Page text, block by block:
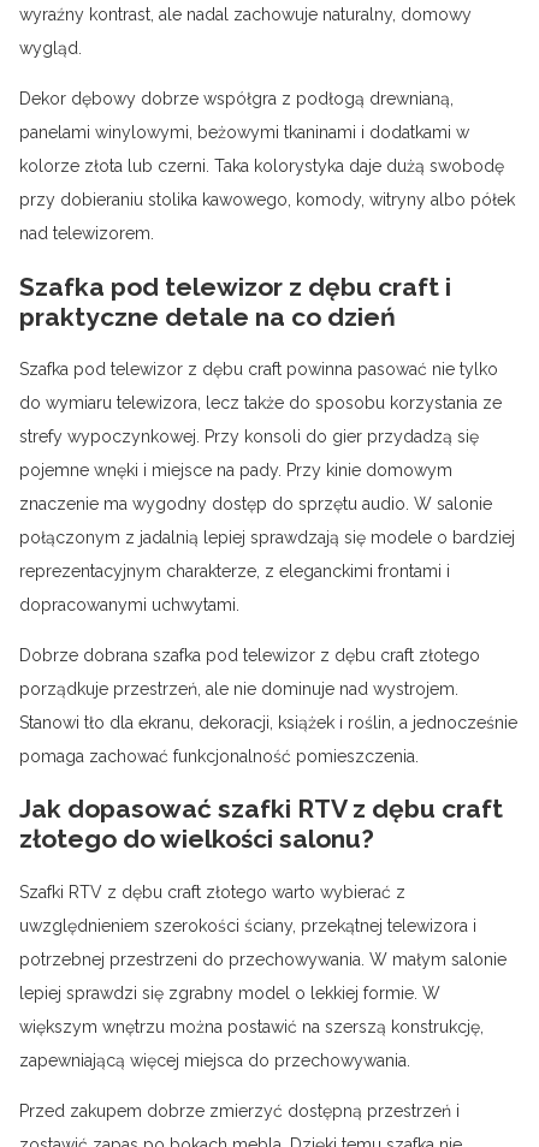
wyraźny kontrast, ale nadal zachowuje naturalny, domowy
wygląd.
Dekor dębowy dobrze współgra z podłogą drewnianą,
panelami winylowymi, beżowymi tkaninami i dodatkami w
kolorze złota lub czerni. Taka kolorystyka daje dużą swobodę
przy dobieraniu stolika kawowego, komody, witryny albo półek
nad telewizorem.
Szafka pod telewizor z dębu craft i
praktyczne detale na co dzień
Szafka pod telewizor z dębu craft powinna pasować nie tylko
do wymiaru telewizora, lecz także do sposobu korzystania ze
strefy wypoczynkowej. Przy konsoli do gier przydadzą się
pojemne wnęki i miejsce na pady. Przy kinie domowym
znaczenie ma wygodny dostęp do sprzętu audio. W salonie
połączonym z jadalnią lepiej sprawdzają się modele o bardziej
reprezentacyjnym charakterze, z eleganckimi frontami i
dopracowanymi uchwytami.
Dobrze dobrana szafka pod telewizor z dębu craft złotego
porządkuje przestrzeń, ale nie dominuje nad wystrojem.
Stanowi tło dla ekranu, dekoracji, książek i roślin, a jednocześnie
pomaga zachować funkcjonalność pomieszczenia.
Jak dopasować szafki RTV z dębu craft
złotego do wielkości salonu?
Szafki RTV z dębu craft złotego warto wybierać z
uwzględnieniem szerokości ściany, przekątnej telewizora i
potrzebnej przestrzeni do przechowywania. W małym salonie
lepiej sprawdzi się zgrabny model o lekkiej formie. W
większym wnętrzu można postawić na szerszą konstrukcję,
zapewniającą więcej miejsca do przechowywania.
Przed zakupem dobrze zmierzyć dostępną przestrzeń i